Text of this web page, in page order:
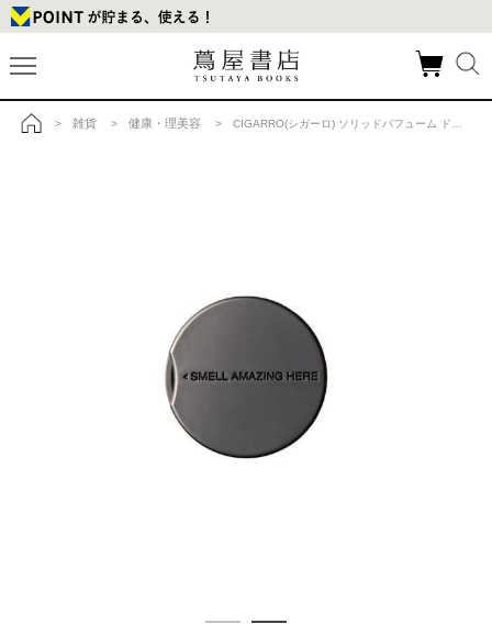
> 雑貨 > 健康・理美容 > CIGARRO(シガーロ) ソリッドパフューム ドライモヒートの商品詳細